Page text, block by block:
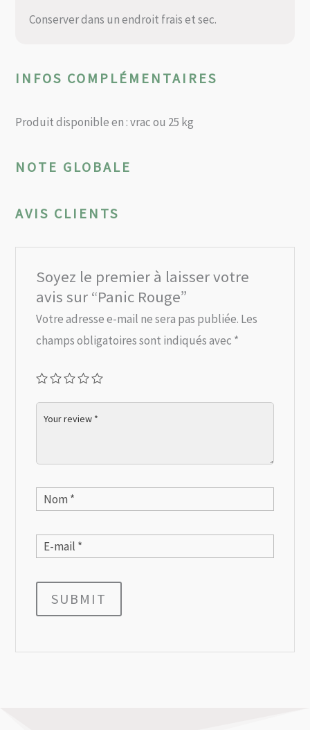
Conserver dans un endroit frais et sec.
INFOS COMPLÉMENTAIRES
Produit disponible en : vrac ou 25 kg
NOTE GLOBALE
AVIS CLIENTS
Soyez le premier à laisser votre
avis sur “Panic Rouge”
Votre adresse e-mail ne sera pas publiée. Les
champs obligatoires sont indiqués avec *
SUBMIT